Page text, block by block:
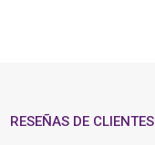
RESEÑAS DE CLIENTES